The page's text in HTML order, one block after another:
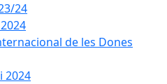
24
de les Dones
2024